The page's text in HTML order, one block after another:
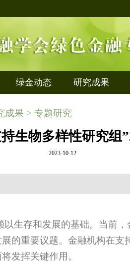
绿金动态 研究成果
成果 > 专题研究
生物多样性研究组
2023-10-12
以生存和发展的基础。当前
的重要议题。金融机构在支
发挥关键作用。